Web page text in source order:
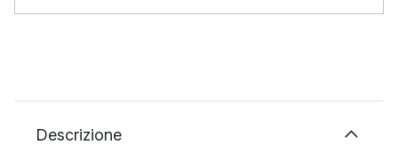
Descrizione